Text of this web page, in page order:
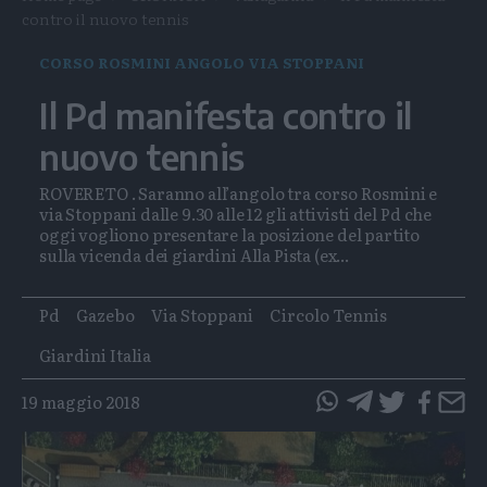
contro il nuovo tennis
CORSO ROSMINI ANGOLO VIA STOPPANI
Il Pd manifesta contro il
nuovo tennis
ROVERETO . Saranno all’angolo tra corso Rosmini e
via Stoppani dalle 9.30 alle 12 gli attivisti del Pd che
oggi vogliono presentare la posizione del partito
sulla vicenda dei giardini Alla Pista (ex...
Tags
Pd Gazebo Via Stoppani
Circolo Tennis
Giardini Italia
19 maggio 2018
questo
articolo
su
questo
articolo
su